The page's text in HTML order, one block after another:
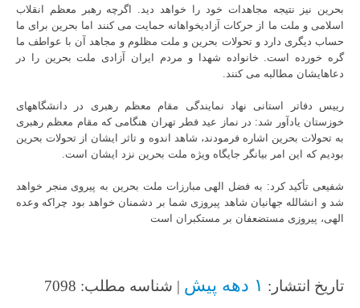
بحرین نیز نتیجه مجاهدات خود را خواهد دید. اگرچه رهبر معظم انقلاب
اسلامی و ملت ما از حرکات آزادیخواهانه حمایت می کنند اما بحرین برای ما
حساب دیگری دارد و تحولات بحرین و ملت مظلوم و مجاهد آن با عواطف ما
گره خورده است. خانواده شهدا و مردم ایران آزادی ملت بحرین را در
دعاهایشان مطالبه می کنند.
رییس دفاتر استانی نهاد نمایندگی مقام معظم رهبری در دانشگاههای
خوزستان یادآور شد: در نماز عید فطر تهران هنگامی که مقام معظم رهبری
به تحولات بحرین اشاره فرمودند، شاهد اندوه و تاثر ایشان از تحولات بحرین
بودیم که این امر بیانگر جایگاه ویژه ملت بحرین نزد ایشان است.
شفیعی تأکید کرد: به فضل الهی مبارزات ملت بحرین به پیروی منجر خواهد
شد و انشالله جهانیان شاهد پیروزی شما بر دشمنان خواهد بود چراکه وعده
الهی، پیروزی مستضعفان بر مستکبران است
تاریخ انتشار: ۱ دهه پیش | شناسه مطلب: 7098